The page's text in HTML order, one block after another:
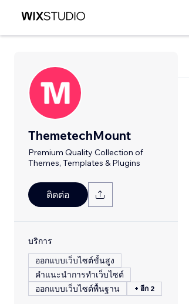
ThemetechMount
Premium Quality Collection of
Themes, Templates & Plugins
ติดต่อ
บริการ
ออกแบบเว็บไซต์ขั้นสูง
คำแนะนำการทำเว็บไซต์
ออกแบบเว็บไซต์พื้นฐาน
+ อีก 2